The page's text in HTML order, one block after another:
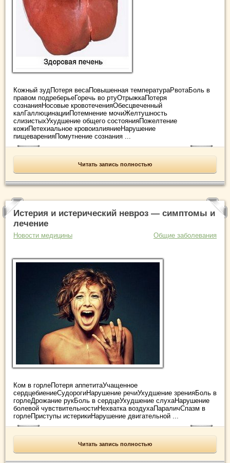
Кожный зудПотеря весаПовышенная температураРвотаБоль в
правом подреберьеГоречь во ртуОтрыжкаПотеря
сознанияНосовые кровотеченияОбесцвеченный
калГаллюцинацииПотемнение мочиЖелтушность
слизистыхУхудшение общего состоянияПожелтение
кожиПетехиальное кровоизлияниеНарушение
пищеваренияПомутнение сознания ...
Читать запись полностью
Истерия и истерический невроз — симптомы и
лечение
Новости медицины Общие заболевания
Ком в горлеПотеря аппетитаУчащенное
сердцебиениеСудорогиНарушение речиУхудшение зренияБоль в
горлеДрожание рукБоль в сердцеУхудшение слухаНарушение
болевой чувствительностиНехватка воздухаПараличСпазм в
горлеПриступы истерикиНарушение двигательной ...
Читать запись полностью